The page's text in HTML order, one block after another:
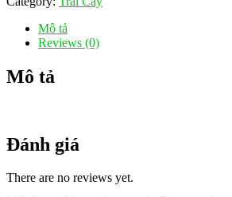
Mô tả
Reviews (0)
Mô tả
Đánh giá
There are no reviews yet.